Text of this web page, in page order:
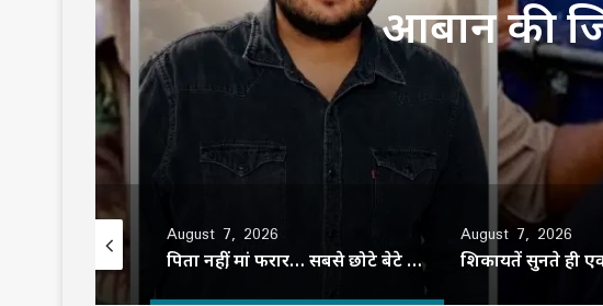
आबान की
August 7, 2026
पिता नहीं, मां फरार… सबसे छोटे बेटे आबान की जिम्मेदारी आखिर किसने उठाई?
August 7, 2026